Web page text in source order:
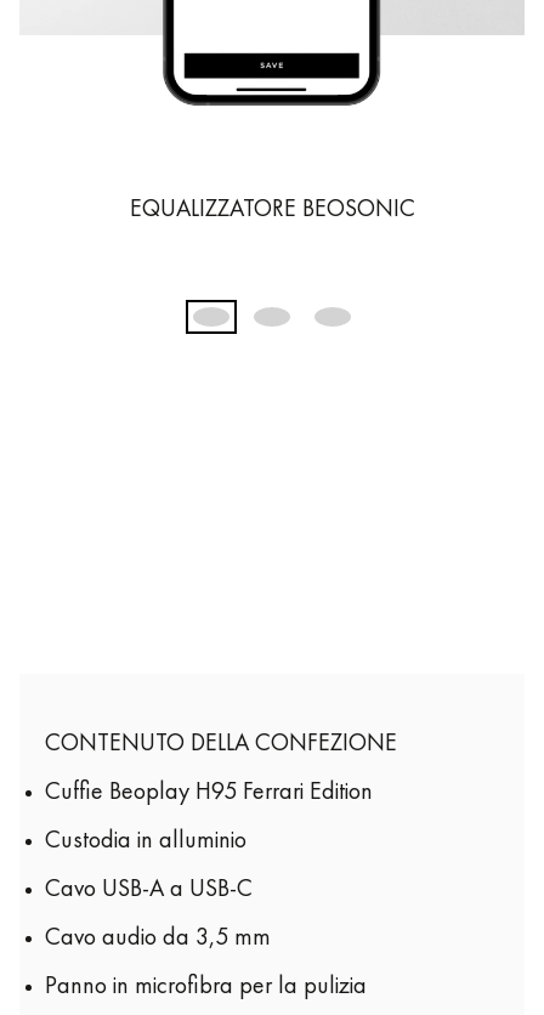
EQUALIZZATORE BEOSONIC
CONTENUTO DELLA CONFEZIONE
Cuffie Beoplay H95 Ferrari Edition
Custodia in alluminio
Cavo USB-A a USB-C
Cavo audio da 3,5 mm
Panno in microfibra per la pulizia